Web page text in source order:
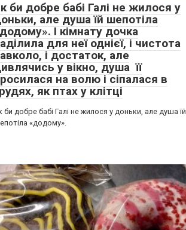
би добре бабі Галі не жилося у
але душа їй шепотіла
І кімнату дочка
для неї однієї, і чистота
і достаток, але
у вікно, душа її
на волю і сіпалася в
як птах у клітці
би добре бабі Галі не жилося у доньки, але душа їй
«додому».